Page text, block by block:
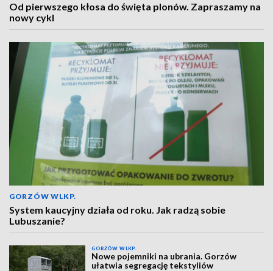
Od pierwszego kłosa do święta plonów. Zapraszamy na
nowy cykl
GORZÓW WLKP.
System kaucyjny działa od roku. Jak radzą sobie
Lubuszanie?
GORZÓW WLKP.
Nowe pojemniki na ubrania. Gorzów
ułatwia segregację tekstyliów